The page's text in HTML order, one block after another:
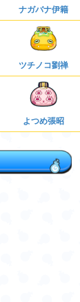
ナガバナ伊籍
ツチノコ劉禅
よつめ張昭